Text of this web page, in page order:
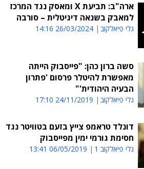
ארה"ב: תביעת X ומאסק נגד המרכז
למאבק בשנאה דיגיטלית – סורבה
גלי פיאלקוב 26/03/2024 14:16
סשה ברון כהן: "פייסבוק הייתה
מאפשרת להיטלר פרסום 'פתרון
הבעיה היהודית'"
גלי פיאלקוב 24/11/2019 17:10
דונלד טראמפ צייץ בזעם בטוויטר נגד
חסימת גורמי ימין מפייסבוק
גלי פיאלקוב 1 06/05/2019 13:41